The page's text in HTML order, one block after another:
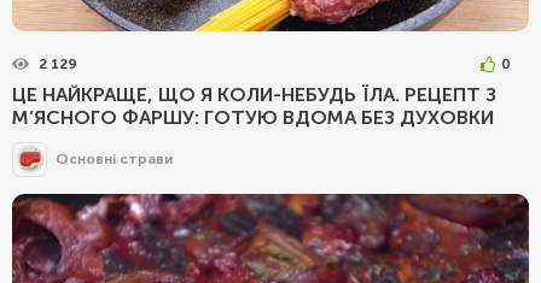
2 129 0
ЦЕ НАЙКРАЩЕ, ЩО Я КОЛИ-НЕБУДЬ ЇЛА. РЕЦЕПТ З
М’ЯСНОГО ФАРШУ: ГОТУЮ ВДОМА БЕЗ ДУХОВКИ
Основні страви